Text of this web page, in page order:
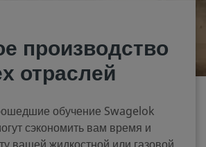
производство
отраслей
обучение Swagelok
сэкономить вам время и